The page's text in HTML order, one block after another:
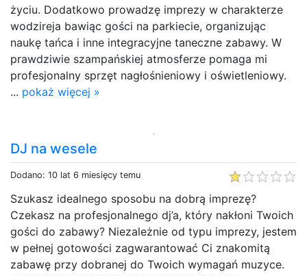
życiu. Dodatkowo prowadzę imprezy w charakterze
wodzireja bawiąc gości na parkiecie, organizując
naukę tańca i inne integracyjne taneczne zabawy. W
prawdziwie szampańskiej atmosferze pomaga mi
profesjonalny sprzęt nagłośnieniowy i oświetleniowy.
... pokaż więcej »
DJ na wesele
Dodano: 10 lat 6 miesięcy temu
Szukasz idealnego sposobu na dobrą imprezę?
Czekasz na profesjonalnego dj’a, który nakłoni Twoich
gości do zabawy? Niezależnie od typu imprezy, jestem
w pełnej gotowości zagwarantować Ci znakomitą
zabawę przy dobranej do Twoich wymagań muzyce.